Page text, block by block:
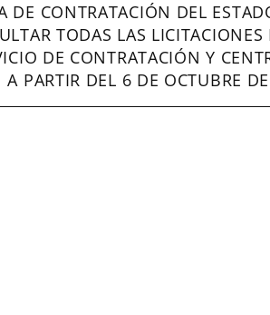
DE CONTRATACIÓN DEL
TODAS LAS
DE CONTRATACIÓN Y
A PARTIR DEL 6 DE OCTUBRE